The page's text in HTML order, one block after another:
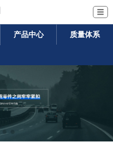
☰
产品中心 质量体系